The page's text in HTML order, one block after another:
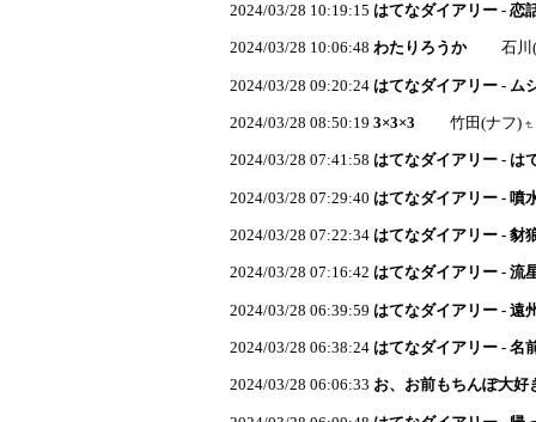
2024/03/28 10:19:15 はてなダイアリー - 恋
2024/03/28 10:06:48 わたりろうか 石川(
2024/03/28 09:20:24 はてなダイアリー - ム
2024/03/28 08:50:19 3×3×3 竹田(ナフ)
2024/03/28 07:41:58 はてなダイアリー - は
2024/03/28 07:29:40 はてなダイアリー - 噴
2024/03/28 07:22:34 はてなダイアリー - 豺
2024/03/28 07:16:42 はてなダイアリー - 流
2024/03/28 06:39:59 はてなダイアリー - 遠
2024/03/28 06:38:24 はてなダイアリー - 名
2024/03/28 06:06:33 お、お前もちんぽ大好